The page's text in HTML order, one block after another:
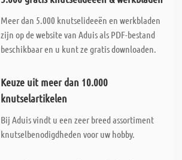
Meer dan 5.000 knutselideeën en werkbladen
zijn op de website van Aduis als PDF-bestand
beschikbaar en u kunt ze gratis downloaden.
Keuze uit meer dan 10.000
knutselartikelen
Bij Aduis vindt u een zeer breed assortiment
knutselbenodigdheden voor uw hobby.